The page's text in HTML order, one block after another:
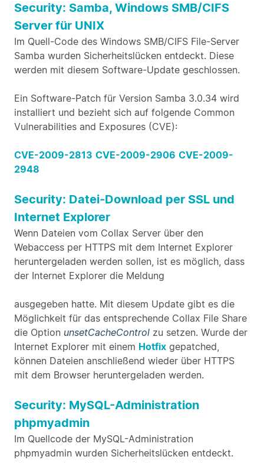
Security: Samba, Windows SMB/CIFS
Server für UNIX
Im Quell-Code des Windows SMB/CIFS File-Server
Samba wurden Sicherheitslücken entdeckt. Diese
werden mit diesem Software-Update geschlossen.
Ein Software-Patch für Version Samba 3.0.34 wird
installiert und bezieht sich auf folgende Common
Vulnerabilities and Exposures (CVE):
CVE-2009-2813 CVE-2009-2906 CVE-2009-
2948
Security: Datei-Download per SSL und
Internet Explorer
Wenn Dateien vom Collax Server über den
Webaccess per HTTPS mit dem Internet Explorer
heruntergeladen werden sollen, ist es möglich, dass
der Internet Explorer die Meldung
ausgegeben hatte. Mit diesem Update gibt es die
Möglichkeit für das entsprechende Collax File Share
die Option unsetCacheControl zu setzen. Wurde der
Internet Explorer mit einem Hotfix gepatched,
können Dateien anschließend wieder über HTTPS
mit dem Browser heruntergeladen werden.
Security: MySQL-Administration
phpmyadmin
Im Quellcode der MySQL-Administration
phpmyadmin wurden Sicherheitslücken entdeckt.